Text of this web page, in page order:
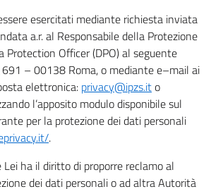
esercitati mediante richiesta inviata
a.r. al Responsabile della Protezione
Protection Officer (DPO) al seguente
691 – 00138 Roma, o mediante e–mail ai
elettronica: privacy@ipzs.ito
l’apposito modulo disponibile sul
per la protezione dei dati personali
.
Lei ha il diritto di proporre reclamo al
dei dati personali o ad altra Autorità